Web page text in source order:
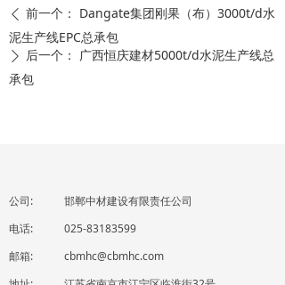
ꄴ 前一个： Dangate集团刚果（布）3000t/d水
泥生产线EPC总承包
ꄲ 后一个： 广西恒庆建材5000t/d水泥生产线总
承包
公司:
邯郸中材建设有限责任公司
电话:
025-83183599
邮箱:
cbmhc@cbmhc.com